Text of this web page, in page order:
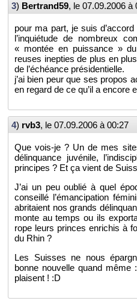
3) Ber­trand59, le 07.09.2006 à
pour ma part, je suis
l’in­quié­tude de nom­breux
« mon­tée en puis­sance »
reuses inep­ties de plus en
de l’échéance pré­si­den­tielle.
j’ai bien peur que ses pro­pos
en re­gard de ce qu’il a en­core
4) rvb3, le 07.09.2006 à 00:27
Que vois-je ? Un de mes
dé­lin­quance ju­vé­nile,
prin­cipes ? Et ça vient de
J’ai un peu ou­blié à quel
conseillé l’éman­ci­pa­tion
abri­taient nos grands
monte au temps ou ils
rope leurs princes en­ri­chis à
du Rhin ?
Les Suisses ne nous
bonne nou­velle quand même
plaisent ! :D